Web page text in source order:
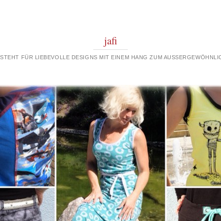
jafi
FÜR LIEBEVOLLE DESIGNS MIT EINEM HANG ZUM